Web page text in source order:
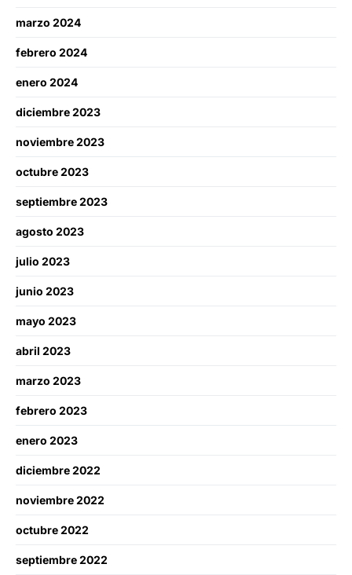
marzo 2024
febrero 2024
enero 2024
diciembre 2023
noviembre 2023
octubre 2023
septiembre 2023
agosto 2023
julio 2023
junio 2023
mayo 2023
abril 2023
marzo 2023
febrero 2023
enero 2023
diciembre 2022
noviembre 2022
octubre 2022
septiembre 2022